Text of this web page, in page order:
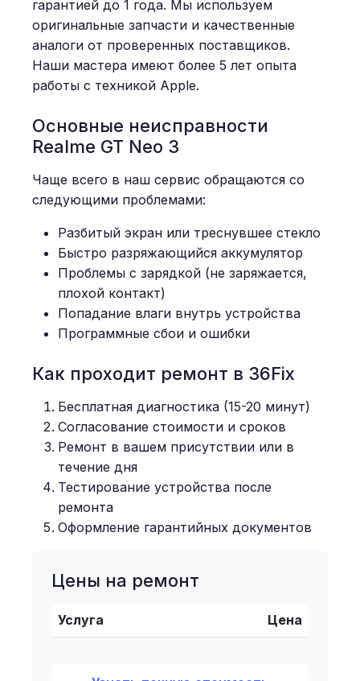
гарантией до 1 года. Мы используем
оригинальные запчасти и качественные
аналоги от проверенных поставщиков.
Наши мастера имеют более 5 лет опыта
работы с техникой Apple.
Основные неисправности
Realme GT Neo 3
Чаще всего в наш сервис обращаются со
следующими проблемами:
Разбитый экран или треснувшее стекло
Быстро разряжающийся аккумулятор
Проблемы с зарядкой (не заряжается,
плохой контакт)
Попадание влаги внутрь устройства
Программные сбои и ошибки
Как проходит ремонт в 36Fix
Бесплатная диагностика (15-20 минут)
Согласование стоимости и сроков
Ремонт в вашем присутствии или в
течение дня
Тестирование устройства после
ремонта
Оформление гарантийных документов
Цены на ремонт
Услуга Цена